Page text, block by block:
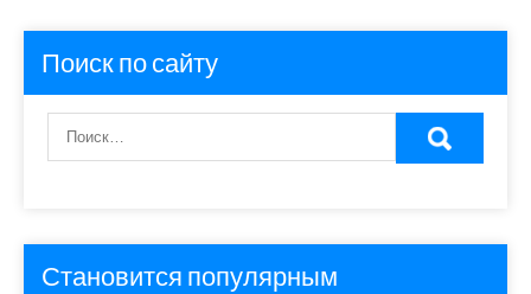
Поиск по сайту
Становится популярным